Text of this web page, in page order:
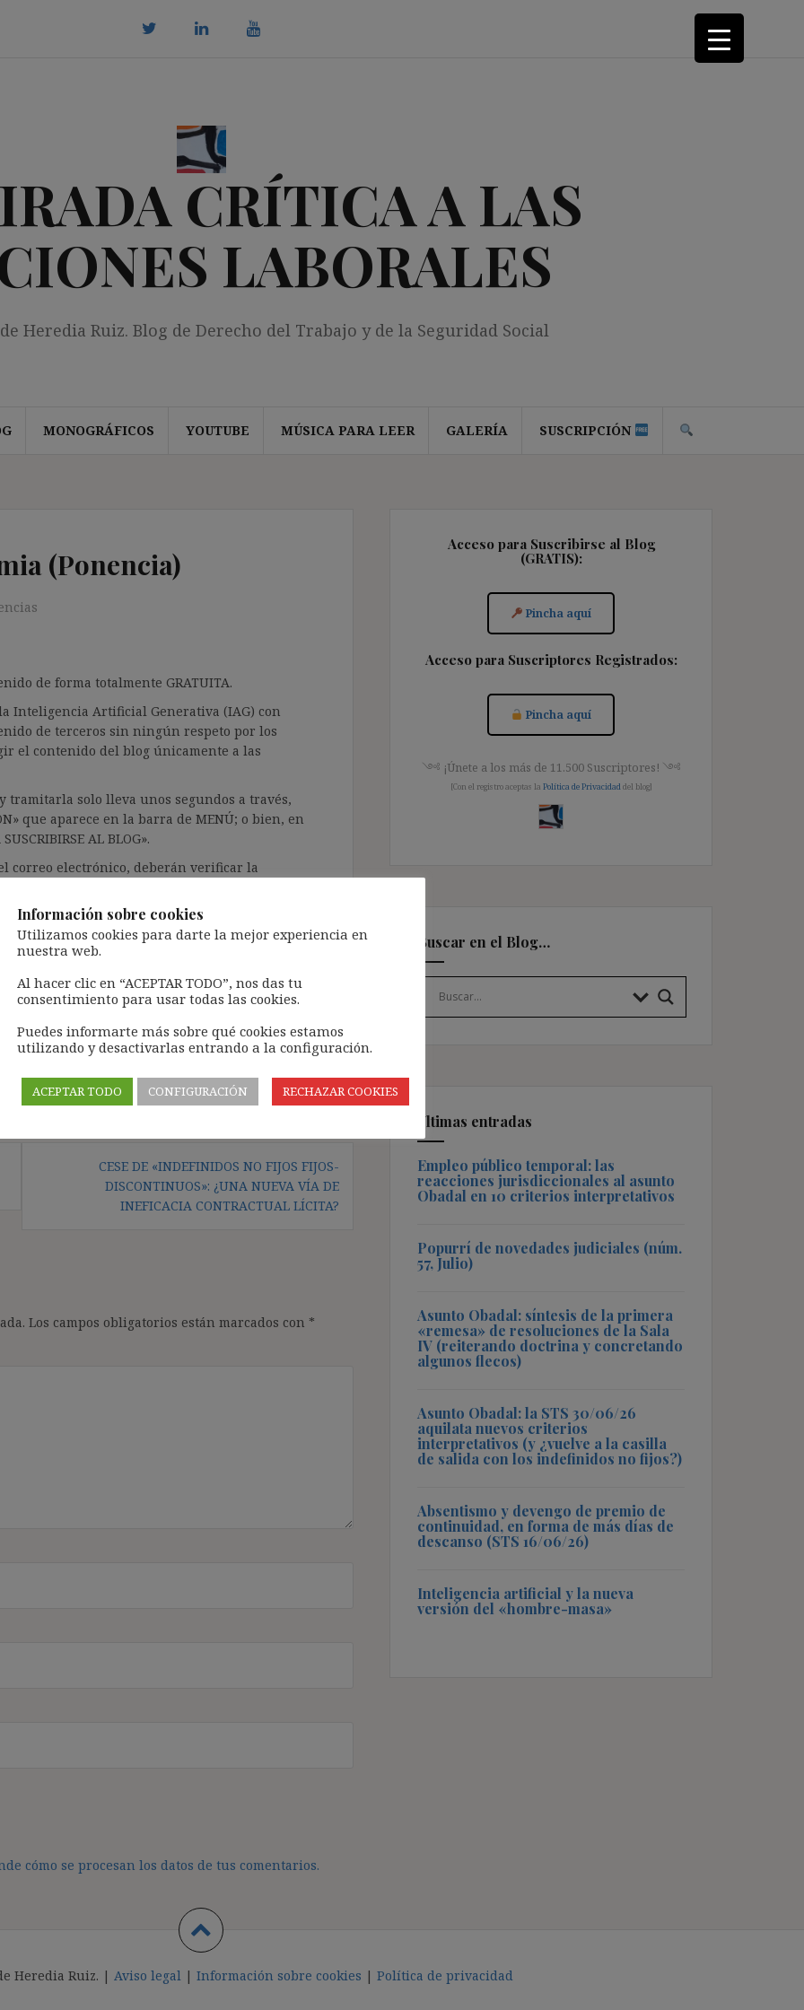
CRÍTICA A LAS
LABORALES
Heredia Ruiz. Blog de Derecho del Trabajo y de la Seguridad Social
MONOGRÁFICOS YOUTUBE MÚSICA PARA LEER GALERÍA SUSCRIPCIÓN
(Ponencia)
de forma totalmente GRATUITA.
Inteligencia Artificial Generativa (IAG) con
de terceros sin ningún respeto por los
el contenido del blog únicamente a las
tramitarla solo lleva unos segundos a través,
que aparece en la barra de MENÚ; o bien, en
AL BLOG».
correo electrónico, deberán verificar la
en el correo electrónico registrado (según
bandeja de «Spam»).
pueda causar.
del blog: https://ignasibeltran.com/politica-
CESE DE «INDEFINIDOS NO FIJOS FIJOS-
DISCONTINUOS»: ¿UNA NUEVA VÍA DE
INEFICACIA CONTRACTUAL LÍCITA?
Los campos obligatorios están marcados con *
cómo se procesan los datos de tus comentarios.
Acceso para Suscribirse al Blog
(GRATIS):
Pincha aquí
Acceso para Suscriptores Registrados:
Pincha aquí
༺ ¡Únete a los más de 11.500 Suscriptores! ༺
[Con el registro aceptas la Política de Privacidad del blog]
Buscar en el Blog…
Últimas entradas
Empleo público temporal: las
reacciones jurisdiccionales al asunto
Obadal en 10 criterios interpretativos
Popurrí de novedades judiciales (núm.
57, Julio)
Asunto Obadal: síntesis de la primera
«remesa» de resoluciones de la Sala
IV (reiterando doctrina y concretando
algunos flecos)
Asunto Obadal: la STS 30/06/26
aquilata nuevos criterios
interpretativos (y ¿vuelve a la casilla
de salida con los indefinidos no fijos?)
Absentismo y devengo de premio de
continuidad, en forma de más días de
descanso (STS 16/06/26)
Inteligencia artificial y la nueva
versión del «hombre-masa»
Heredia Ruiz. | Aviso legal | Información sobre cookies | Política de privacidad
Información sobre cookies
Utilizamos cookies para darte la mejor experiencia en
nuestra web.
Al hacer clic en “ACEPTAR TODO”, nos das tu
consentimiento para usar todas las cookies.
Puedes informarte más sobre qué cookies estamos
utilizando y desactivarlas entrando a la configuración.
ACEPTAR TODO CONFIGURACIÓN RECHAZAR COOKIES